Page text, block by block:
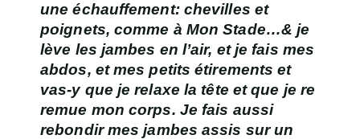
une échauffement: chevilles et
poignets, comme à Mon Stade…& je
lève les jambes en l’air, et je fais mes
abdos, et mes petits étirements et
vas-y que je relaxe la tête et que je re
remue mon corps. Je fais aussi
rebondir mes jambes assis sur un